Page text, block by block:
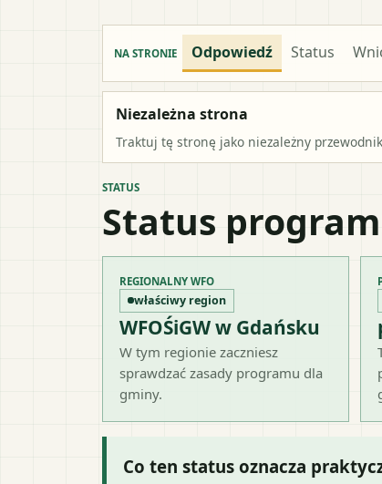
NA STRONIE Odpowiedź Status
Niezależna strona
Traktuj tę stronę jako niezależny
STATUS
Status
REGIONALNY WFO
właściwy region
WFOŚiGW w Gdańsku
W tym regionie zaczniesz
sprawdzać zasady programu dla
gminy.
Co ten status oznacza